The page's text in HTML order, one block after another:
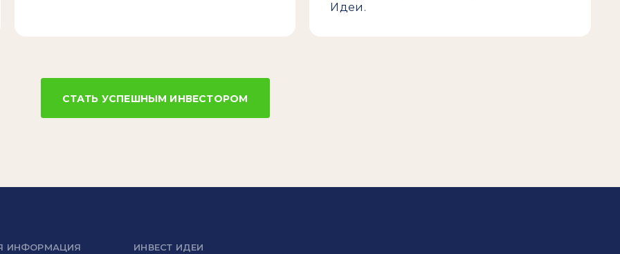
Идеи.
СТАТЬ УСПЕШНЫМ ИНВЕСТОРОМ
ИНФОРМАЦИЯ ИНВЕСТ ИДЕИ